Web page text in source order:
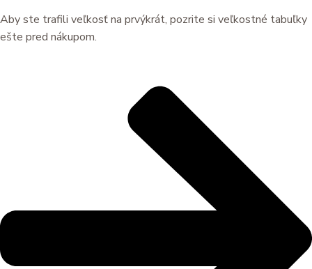
Aby ste trafili veľkosť na prvýkrát, pozrite si veľkostné tabuľky
ešte pred nákupom.